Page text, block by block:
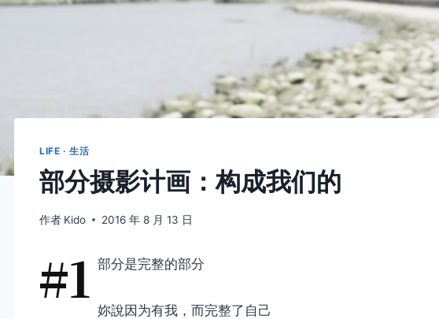
LIFE · 生活
部分摄影计画：构成我们的
作者 Kido 2016 年 8 月 13 日
#1 部分是完整的部分
妳說因为有我，而完整了自己